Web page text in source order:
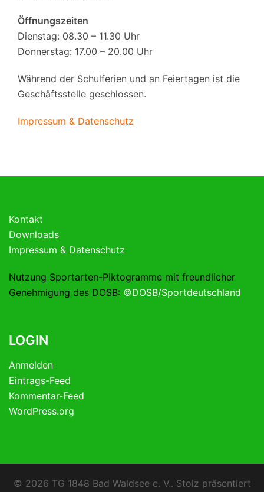
Öffnungszeiten
Dienstag: 08.30 – 11.30 Uhr
Donnerstag: 17.00 – 20.00 Uhr
Während der Schulferien und an Feiertagen ist die
Geschäftsstelle geschlossen.
Impressum & Datenschutz
Kontakt
Downloads
Impressum & Datenschutz
Nutzung Sportarten-Piktogramme mit freundlicher
Genehmigung des DOSB: ©DOSB/Sportdeutschland
LOGIN
Anmelden
Eintrags-Feed
Kommentar-Feed
WordPress.org
© 2026 TG 1848 Bad Waldsee e. V.. Stolz präsentiert